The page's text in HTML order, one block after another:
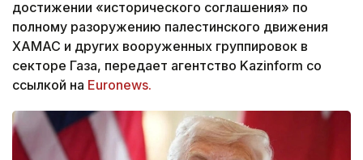
достижении «исторического соглашения» по
полному разоружению палестинского движения
ХАМАС и других вооруженных группировок в
секторе Газа, передает агентство Kazinform со
ссылкой на Euronews.